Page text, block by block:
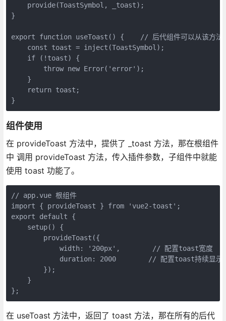
    provide(ToastSymbol, _toast);
}
export function useToast() {    // 后代组件可以从该方法
    const toast = inject(ToastSymbol);
    if (!toast) {
        throw new Error('error');
    }
    return toast;
}
组件使用
在 provideToast 方法中，提供了 _toast 方法，那在根组件
中 调用 provideToast 方法，传入插件参数，子组件中就能
使用 toast 功能了。
// app.vue 根组件
import { provideToast } from 'vue2-toast';
export default {
    setup() {
        provideToast({
            width: '200px',        // 配置toast宽度
duration: 2000        // 配置toast持续显示
        });
    }
};
在 useToast 方法中，返回了 toast 方法，那在所有的后代